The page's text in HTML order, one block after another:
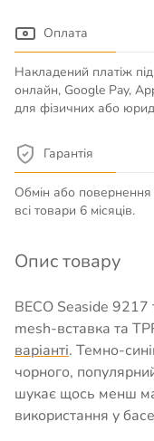
Оплата
Накладений платіж
онлайн, Google Pay,
для фізичних або
Гарантія
Обмін або повернення
всі товари 6 місяців.
Опис товару
BECO Seaside 9217
mesh-вставка та
варіанті. Темно-
чорного,
шукає щось менш
використання у